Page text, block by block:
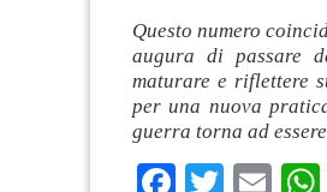
Questo numero
augura di passare
maturare e riflettere
per una nuova
guerra torna ad
Facebook
Twitter